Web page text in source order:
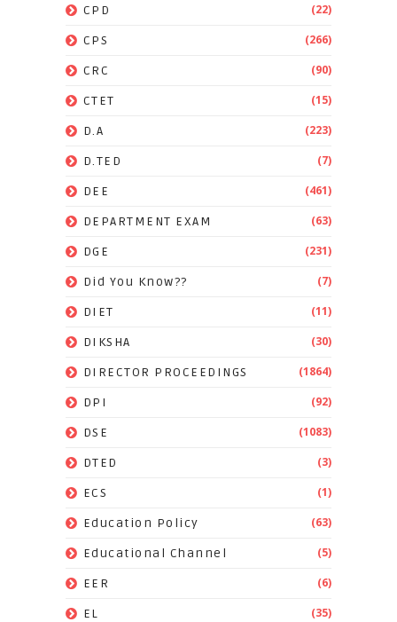
CPD (22)
CPS (266)
CRC (90)
CTET (15)
D.A (223)
D.TED (7)
DEE (461)
DEPARTMENT EXAM (63)
DGE (231)
Did You Know?? (7)
DIET (11)
DIKSHA (30)
DIRECTOR PROCEEDINGS (1864)
DPI (92)
DSE (1083)
DTED (3)
ECS (1)
Education Policy (63)
Educational Channel (5)
EER (6)
EL (35)